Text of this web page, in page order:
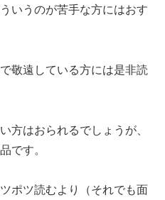
いうのが苦手な方にはおす
敬遠している方には是非読
方はおられるでしょうが、
です。
ポツ読むより（それでも面